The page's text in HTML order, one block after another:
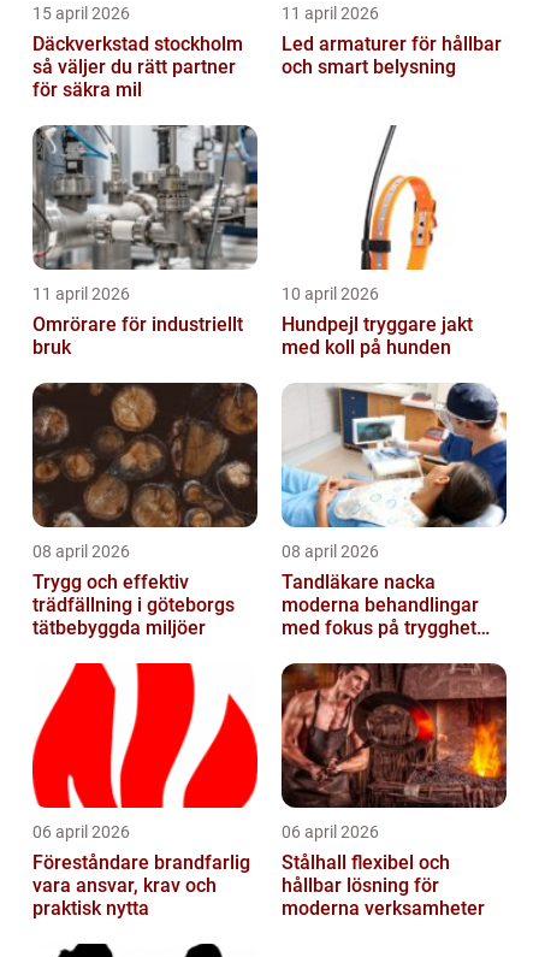
15 april 2026
Däckverkstad stockholm
så väljer du rätt partner
för säkra mil
11 april 2026
Led armaturer för hållbar
och smart belysning
11 april 2026
Omrörare för industriellt
bruk
10 april 2026
Hundpejl tryggare jakt
med koll på hunden
08 april 2026
Trygg och effektiv
trädfällning i göteborgs
tätbebyggda miljöer
08 april 2026
Tandläkare nacka
moderna behandlingar
med fokus på trygghet
06 april 2026
Föreståndare brandfarlig
vara ansvar, krav och
praktisk nytta
06 april 2026
Stålhall flexibel och
hållbar lösning för
moderna verksamheter